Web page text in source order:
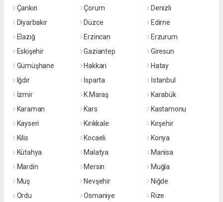
Çankırı
Çorum
Denizli
Diyarbakır
Düzce
Edirne
Elazığ
Erzincan
Erzurum
Eskişehir
Gaziantep
Giresun
Gümüşhane
Hakkari
Hatay
Iğdır
Isparta
İstanbul
İzmir
K.Maraş
Karabük
Karaman
Kars
Kastamonu
Kayseri
Kırıkkale
Kırşehir
Kilis
Kocaeli
Konya
Kütahya
Malatya
Manisa
Mardin
Mersin
Muğla
Muş
Nevşehir
Niğde
Ordu
Osmaniye Rize